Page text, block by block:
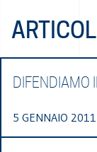
DIFENDIAMO
5 GENNAIO 2011